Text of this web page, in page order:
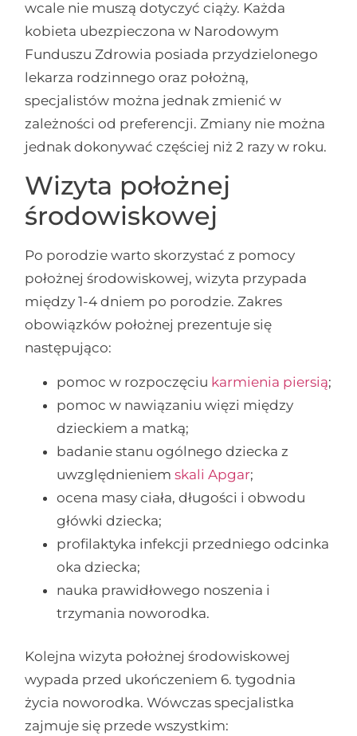
wcale nie muszą dotyczyć ciąży. Każda
kobieta ubezpieczona w Narodowym
Funduszu Zdrowia posiada przydzielonego
lekarza rodzinnego oraz położną,
specjalistów można jednak zmienić w
zależności od preferencji. Zmiany nie można
jednak dokonywać częściej niż 2 razy w roku.
Wizyta położnej
środowiskowej
Po porodzie warto skorzystać z pomocy
położnej środowiskowej, wizyta przypada
między 1-4 dniem po porodzie. Zakres
obowiązków położnej prezentuje się
następująco:
pomoc w rozpoczęciu karmienia piersią;
pomoc w nawiązaniu więzi między
dzieckiem a matką;
badanie stanu ogólnego dziecka z
uwzględnieniemskali Apgar;
ocena masy ciała, długości i obwodu
główki dziecka;
profilaktyka infekcji przedniego odcinka
oka dziecka;
nauka prawidłowego noszenia i
trzymania noworodka.
Kolejna wizyta położnej środowiskowej
wypada przed ukończeniem 6. tygodnia
życia noworodka. Wówczas specjalistka
zajmuje się przede wszystkim: